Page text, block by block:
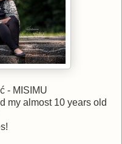
- MISIMU
my almost 10 years old